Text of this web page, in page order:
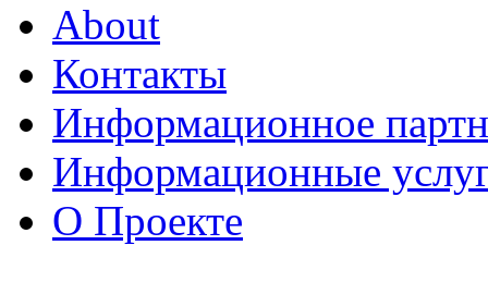
About
Контакты
Информационное
Информационные
О Проекте